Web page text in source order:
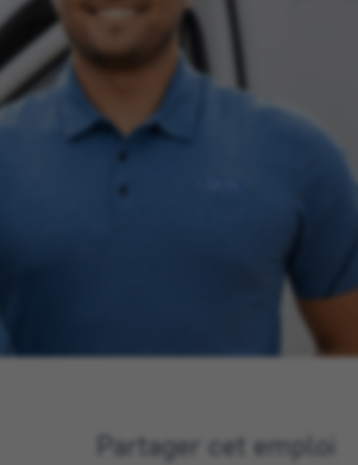
Partager cet emploi